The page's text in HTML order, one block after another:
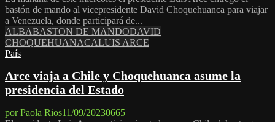
bastón de mando al vicepresidente David Choquehuanca para viajar
a Venezuela, donde participará de...
ALBABASTON DE MANDODAVID
CHOQUEHUANACALUIS ARCE
País
Arce viaja a Chile y Choquehuanca asume la
presidencia del Estado
porPaola Rios11/09/20230665